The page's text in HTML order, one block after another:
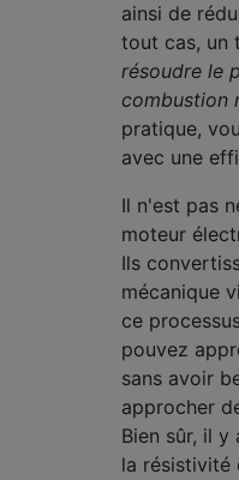
ainsi de
tout cas, un
résoudre le
combustion
pratique,
avec une
Il n'est pas
moteur
Ils
mécanique
ce
pouvez
sans avoir
approcher
Bien sûr, il
la résistivité